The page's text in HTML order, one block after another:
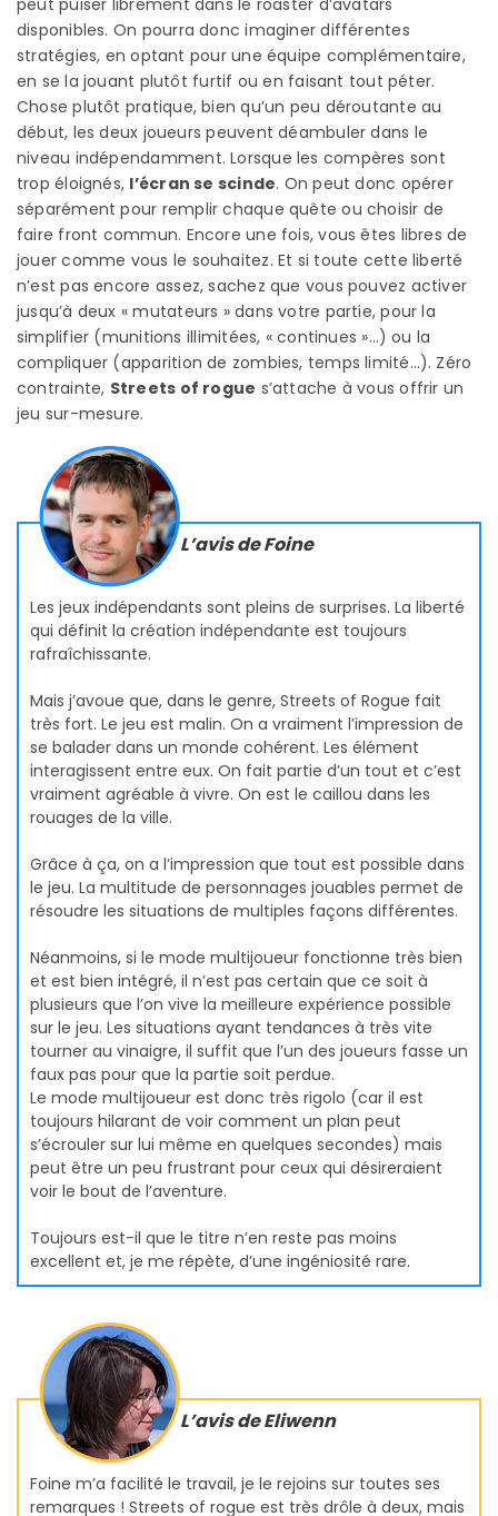
disponibles. On pourra donc imaginer différentes
stratégies, en optant pour une équipe complémentaire,
en se la jouant plutôt furtif ou en faisant tout péter.
Chose plutôt pratique, bien qu’un peu déroutante au
début, les deux joueurs peuvent déambuler dans le
niveau indépendamment. Lorsque les compères sont
trop éloignés, l’écran se scinde. On peut donc opérer
séparément pour remplir chaque quête ou choisir de
faire front commun. Encore une fois, vous êtes libres de
jouer comme vous le souhaitez. Et si toute cette liberté
n’est pas encore assez, sachez que vous pouvez activer
jusqu’à deux « mutateurs » dans votre partie, pour la
simplifier (munitions illimitées, « continues »…) ou la
compliquer (apparition de zombies, temps limité…). Zéro
contrainte, Streets of rogue s’attache à vous offrir un
jeu sur-mesure.
L’avis de Foine
Les jeux indépendants sont pleins de surprises. La liberté
qui définit la création indépendante est toujours
rafraîchissante.
Mais j’avoue que, dans le genre, Streets of Rogue fait
très fort. Le jeu est malin. On a vraiment l’impression de
se balader dans un monde cohérent. Les élément
interagissent entre eux. On fait partie d’un tout et c’est
vraiment agréable à vivre. On est le caillou dans les
rouages de la ville.
Grâce à ça, on a l’impression que tout est possible dans
le jeu. La multitude de personnages jouables permet de
résoudre les situations de multiples façons différentes.
Néanmoins, si le mode multijoueur fonctionne très bien
et est bien intégré, il n’est pas certain que ce soit à
plusieurs que l’on vive la meilleure expérience possible
sur le jeu. Les situations ayant tendances à très vite
tourner au vinaigre, il suffit que l’un des joueurs fasse un
faux pas pour que la partie soit perdue.
Le mode multijoueur est donc très rigolo (car il est
toujours hilarant de voir comment un plan peut
s’écrouler sur lui même en quelques secondes) mais
peut être un peu frustrant pour ceux qui désireraient
voir le bout de l’aventure.
Toujours est-il que le titre n’en reste pas moins
excellent et, je me répète, d’une ingéniosité rare.
L’avis de Eliwenn
Foine m’a facilité le travail, je le rejoins sur toutes ses
remarques ! Streets of rogue est très drôle à deux, mais